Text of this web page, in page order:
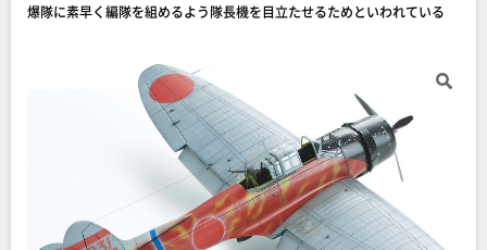
爆隊に素早く編隊を組めるよう隊長機を目立たせるためといわれている